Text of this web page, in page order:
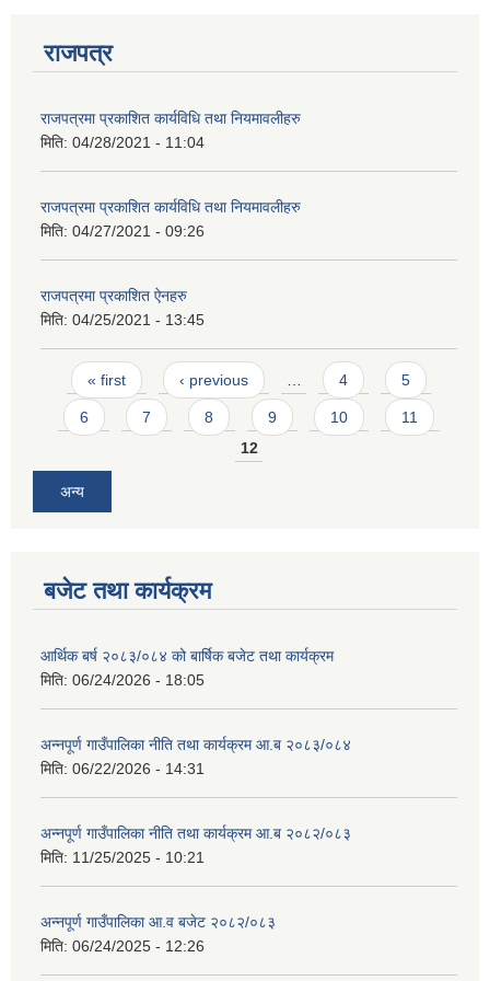
राजपत्र
राजपत्रमा प्रकाशित कार्यविधि तथा नियमावलीहरु
मिति: 04/28/2021 - 11:04
राजपत्रमा प्रकाशित कार्यविधि तथा नियमावलीहरु
मिति: 04/27/2021 - 09:26
राजपत्रमा प्रकाशित ऐनहरु
मिति: 04/25/2021 - 13:45
Pages
« first ‹ previous 4 5
6 7 8 9 10
11
12
अन्य
बजेट तथा कार्यक्रम
आर्थिक बर्ष २०८३/०८४ को बार्षिक बजेट तथा कार्यक्रम
मिति: 06/24/2026 - 18:05
अन्नपूर्ण गाउँपालिका नीति तथा कार्यक्रम आ.ब २०८३/०८४
मिति: 06/22/2026 - 14:31
अन्नपूर्ण गाउँपालिका नीति तथा कार्यक्रम आ.ब २०८२/०८३
मिति: 11/25/2025 - 10:21
अन्नपूर्ण गाउँपालिका आ.व बजेट २०८२/०८३
मिति: 06/24/2025 - 12:26